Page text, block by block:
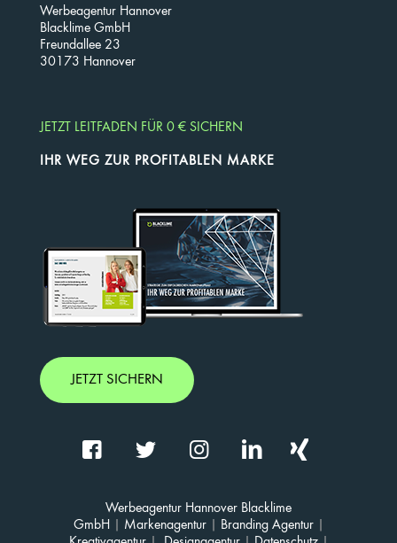
Werbeagentur Hannover
Blacklime GmbH
Freundallee 23
30173 Hannover
JETZT LEITFADEN FÜR 0 € SICHERN
IHR WEG ZUR PROFITABLEN MARKE
JETZT SICHERN
Werbeagentur Hannover Blacklime
GmbH
Markenagentur| Branding Agentur|